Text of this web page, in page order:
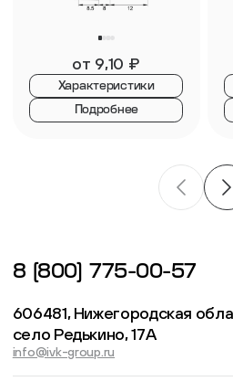
от 9,10 ₽
Характеристики
Подробнее
8 (800) 775-00-57
606481, Нижегородская
село Редькино, 17А
info@ivk-group.ru